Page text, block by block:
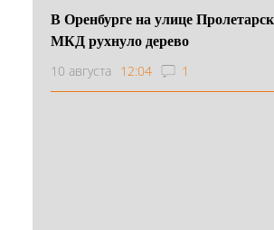
В Оренбурге на улице
МКД рухнуло дерево
10 августа 12:04 1